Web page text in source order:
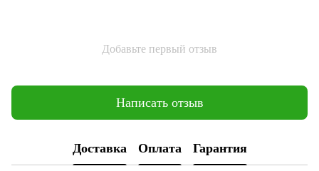
Добавьте первый отзыв
Написать отзыв
Доставка Оплата Гарантия